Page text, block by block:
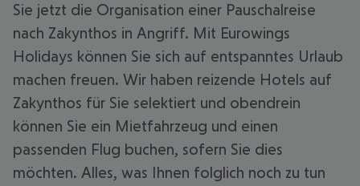
Sie jetzt die Organisation einer Pauschalreise
nach Zakynthos in Angriff. Mit Eurowings
Holidays können Sie sich auf entspanntes Urlaub
machen freuen. Wir haben reizende Hotels auf
Zakynthos für Sie selektiert und obendrein
können Sie ein Mietfahrzeug und einen
passenden Flug buchen, sofern Sie dies
möchten. Alles, was Ihnen folglich noch zu tun